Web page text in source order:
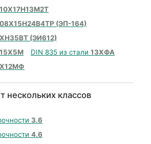
10Х17Н13М2Т
08Х15Н24В4ТР (ЭП-164)
ХН35ВТ (ЭИ612)
15Х5М DIN 835 из стали 13ХФА
Х12МФ
нескольких классов
3.6
4.6